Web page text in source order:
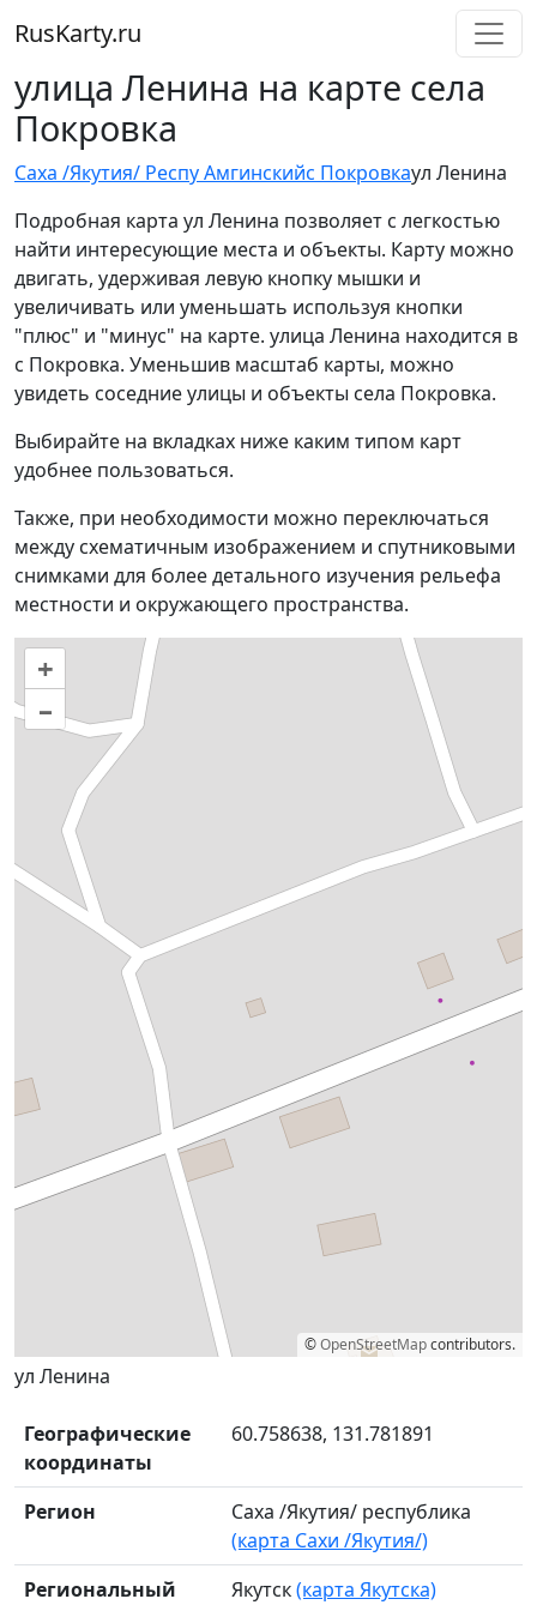
RusKarty.ru
улица Ленина на карте села
Покровка
Саха /Якутия/ Респу Амгинскийс Покровкаул Ленина
Подробная карта ул Ленина позволяет с легкостью
найти интересующие места и объекты. Карту можно
двигать, удерживая левую кнопку мышки и
увеличивать или уменьшать используя кнопки
"плюс" и "минус" на карте. улица Ленина находится в
с Покровка. Уменьшив масштаб карты, можно
увидеть соседние улицы и объекты села Покровка.
Выбирайте на вкладках ниже каким типом карт
удобнее пользоваться.
Также, при необходимости можно переключаться
между схематичным изображением и спутниковыми
снимками для более детального изучения рельефа
местности и окружающего пространства.
+
–
©OpenStreetMapcontributors.
ул Ленина
Географические
координаты
60.758638, 131.781891
Регион
Саха /Якутия/ республика
(карта Сахи /Якутия/)
Региональный
Якутск(карта Якутска)